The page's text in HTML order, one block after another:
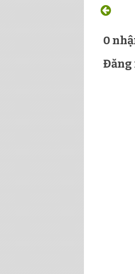
0
Đăng